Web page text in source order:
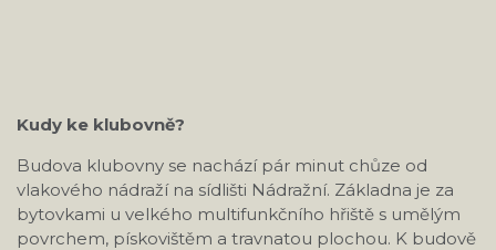
Kudy ke klubovně?
Budova klubovny se nachází pár minut chůze od
vlakového nádraží na sídlišti Nádražní. Základna je za
bytovkami u velkého multifunkčního hřiště s umělým
povrchem, pískovištěm a travnatou plochou. K budově